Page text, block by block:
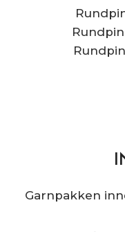
Garnpakken